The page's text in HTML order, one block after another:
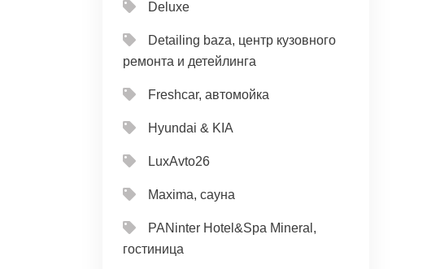
Deluxe
Detailing baza, центр кузовного
ремонта и детейлинга
Freshcar, автомойка
Hyundai & KIA
LuxAvto26
Maxima, сауна
PANinter Hotel&Spa Mineral,
гостиница